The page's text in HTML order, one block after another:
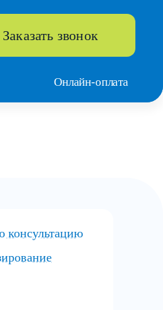
Заказать звонок
Онлайн-оплата
консультацию